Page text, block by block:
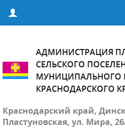
АДМИНИСТРАЦИЯ
СЕЛЬСКОГО
МУНИЦИПАЛЬНОГО
КРАСНОДАРСКОГО
Краснодарский край,
Пластуновская, ул. Мира,